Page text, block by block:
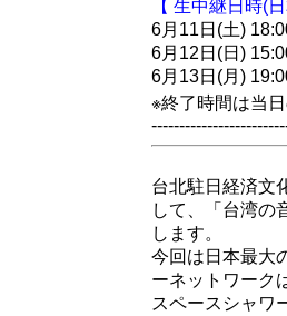
【 生中継日時(
6月11日(土)
6月12日(日)
6月13日(月)
※終了時間は当
台北駐日経済文
して、「台湾の
します。
今回は日本最大
ーネットワーク
スペースシャワ